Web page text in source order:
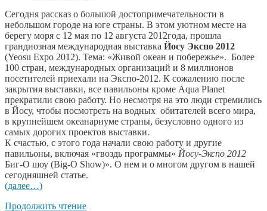
Сегодня рассказ о большой достопримечательности в
небольшом городе на юге страны. В этом уютном месте на
берегу моря с 12 мая по 12 августа 2012года, прошла
грандиозная международная выставка Йосу Экспо 2012
(Yeosu Expo 2012). Тема: «Живой океан и побережье». Более
100 стран, международных организаций и 8 миллионов
посетителей приехали на Экспо-2012. К сожалению после
закрытия выставки, все павильоны кроме Аqua Planet
прекратили свою работу. Но несмотря на это люди стремились
в Йосу, чтобы посмотреть на водных обитателей всего мира,
в крупнейшем океанариуме страны, безусловно одного из
самых дорогих проектов выставки.
К счастью, с этого года начали свою работу и другие
павильоны, включая «гвоздь программы» Йосу-Экспо 2012
Биг-О шоу (Big-O Show)». О нем и о многом другом в нашей
сегодняшней статье.
(далее…)
Продолжить чтение